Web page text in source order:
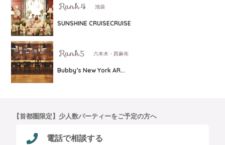
池袋
SUNSHINE CRUISECRUISE
六本木・西麻布
Bubby’s New York AR...
【首都圏限定】少人数パーティーをご予定の方へ
電話で相談する